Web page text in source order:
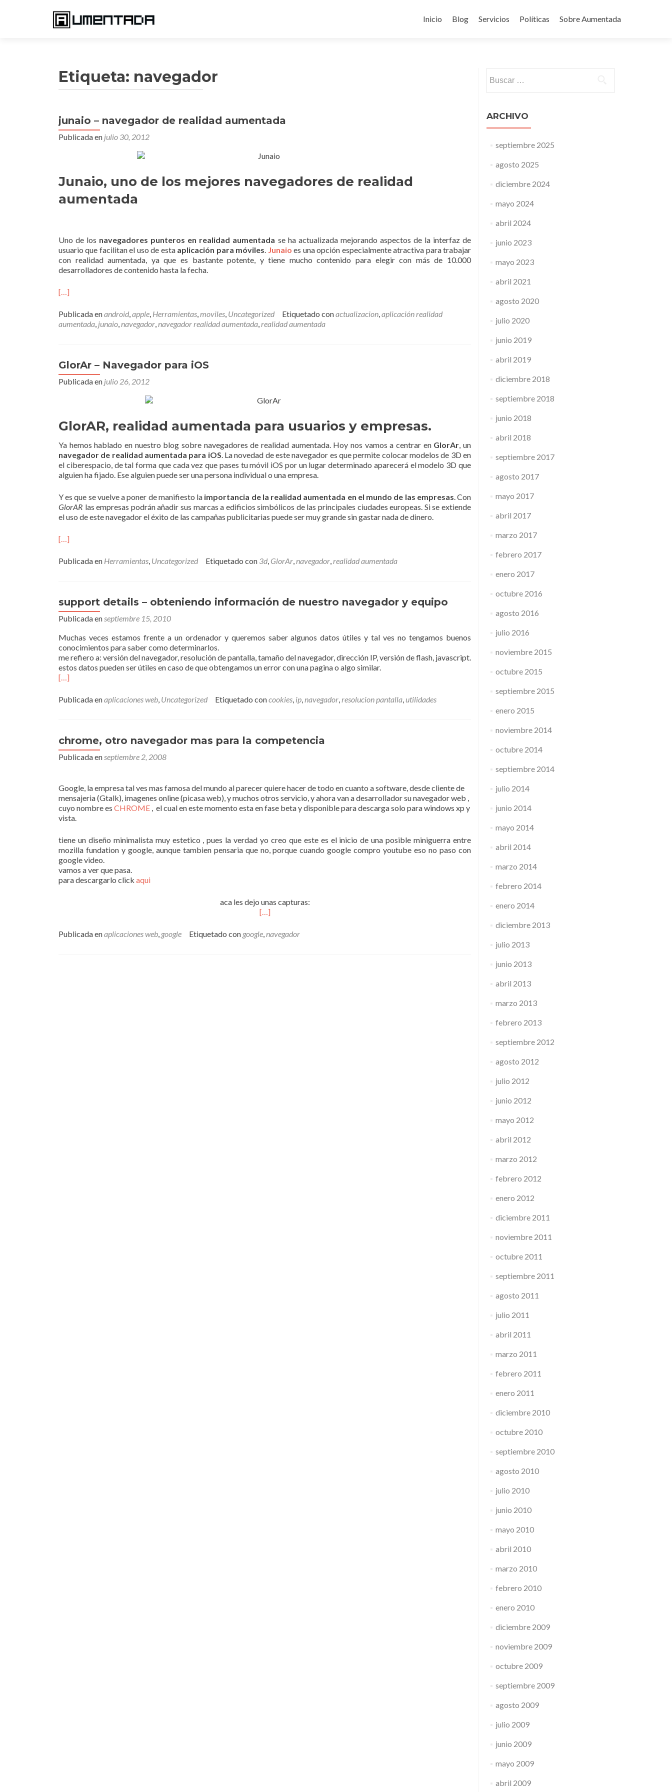
al
Inicio Blog Servicios Políticas Sobre Aumentada
Etiqueta: navegador
junaio – navegador de realidad aumentada
Publicada en julio 30, 2012
Junaio, uno de los mejores navegadores de realidad
aumentada
Uno de los navegadores punteros en realidad aumentada se ha actualizada mejorando aspectos de la interfaz de
usuario que facilitan el uso de esta aplicación para móviles. Junaio es una opción especialmente atractiva para trabajar
con realidad aumentada, ya que es bastante potente, y tiene mucho contenido para elegir con más de 10.000
desarrolladores de contenido hasta la fecha.
[…]
Publicada enandroid,apple, Herramientas,moviles, Uncategorized Etiquetado conactualizacion,aplicación realidad
aumentada, junaio,navegador,navegador realidad aumentada,realidad aumentada
GlorAr – Navegador para iOS
Publicada en julio 26, 2012
GlorAR, realidad aumentada para usuarios y empresas.
Ya hemos hablado en nuestro blog sobre navegadores de realidad aumentada. Hoy nos vamos a centrar en GlorAr, un
navegador de realidad aumentada para iOS. La novedad de este navegador es que permite colocar modelos de 3D en
el ciberespacio, de tal forma que cada vez que pases tu móvil iOS por un lugar determinado aparecerá el modelo 3D que
alguien ha fijado. Ese alguien puede ser una persona individual o una empresa.
Y es que se vuelve a poner de manifiesto la importancia de la realidad aumentada en el mundo de las empresas. Con
GlorAR las empresas podrán añadir sus marcas a edificios simbólicos de las principales ciudades europeas. Si se extiende
el uso de este navegador el éxito de las campañas publicitarias puede ser muy grande sin gastar nada de dinero.
[…]
Publicada en Herramientas, Uncategorized Etiquetado con 3d, GlorAr,navegador,realidad aumentada
support details – obteniendo información de nuestro navegador y equipo
Publicada enseptiembre 15, 2010
Muchas veces estamos frente a un ordenador y queremos saber algunos datos útiles y tal ves no tengamos buenos
conocimientos para saber como determinarlos.
me refiero a: versión del navegador, resolución de pantalla, tamaño del navegador, dirección IP, versión de flash, javascript.
estos datos pueden ser útiles en caso de que obtengamos un error con una pagina o algo similar.
[…]
Publicada enaplicaciones web, Uncategorized Etiquetado concookies, ip,navegador,resolucion pantalla,utilidades
chrome, otro navegador mas para la competencia
Publicada enseptiembre 2, 2008
Google, la empresa tal ves mas famosa del mundo al parecer quiere hacer de todo en cuanto a software, desde cliente de
mensajeria (Gtalk), imagenes online (picasa web), y muchos otros servicio, y ahora van a desarrollador su navegador web ,
cuyo nombre es CHROME , el cual en este momento esta en fase beta y disponible para descarga solo para windows xp y
vista.
tiene un diseño minimalista muy estetico , pues la verdad yo creo que este es el inicio de una posible miniguerra entre
mozilla fundation y google, aunque tambien pensaria que no, porque cuando google compro youtube eso no paso con
google video.
vamos a ver que pasa.
para descargarlo click aqui
aca les dejo unas capturas:
[…]
Publicada enaplicaciones web, google Etiquetado con google,navegador
ARCHIVO
septiembre 2025
agosto 2025
diciembre 2024
mayo 2024
abril 2024
junio 2023
mayo 2023
abril 2021
agosto 2020
julio 2020
junio 2019
abril 2019
diciembre 2018
septiembre 2018
junio 2018
abril 2018
septiembre 2017
agosto 2017
mayo 2017
abril 2017
marzo 2017
febrero 2017
enero 2017
octubre 2016
agosto 2016
julio 2016
noviembre 2015
octubre 2015
septiembre 2015
enero 2015
noviembre 2014
octubre 2014
septiembre 2014
julio 2014
junio 2014
mayo 2014
abril 2014
marzo 2014
febrero 2014
enero 2014
diciembre 2013
julio 2013
junio 2013
abril 2013
marzo 2013
febrero 2013
septiembre 2012
agosto 2012
julio 2012
junio 2012
mayo 2012
abril 2012
marzo 2012
febrero 2012
enero 2012
diciembre 2011
noviembre 2011
octubre 2011
septiembre 2011
agosto 2011
julio 2011
abril 2011
marzo 2011
febrero 2011
enero 2011
diciembre 2010
octubre 2010
septiembre 2010
agosto 2010
julio 2010
junio 2010
mayo 2010
abril 2010
marzo 2010
febrero 2010
enero 2010
diciembre 2009
noviembre 2009
octubre 2009
septiembre 2009
agosto 2009
julio 2009
junio 2009
mayo 2009
abril 2009